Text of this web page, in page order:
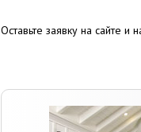
Оставьте заявку на сайте